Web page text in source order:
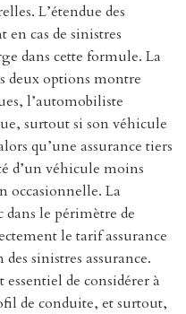
L’étendue des
cas de sinistres
dans cette formule. La
deux options montre
l’automobiliste
surtout si son véhicule
qu’une assurance tiers
d’un véhicule moins
occasionnelle. La
le périmètre de
le tarif assurance
sinistres assurance.
de considérer à
de conduite, et surtout,